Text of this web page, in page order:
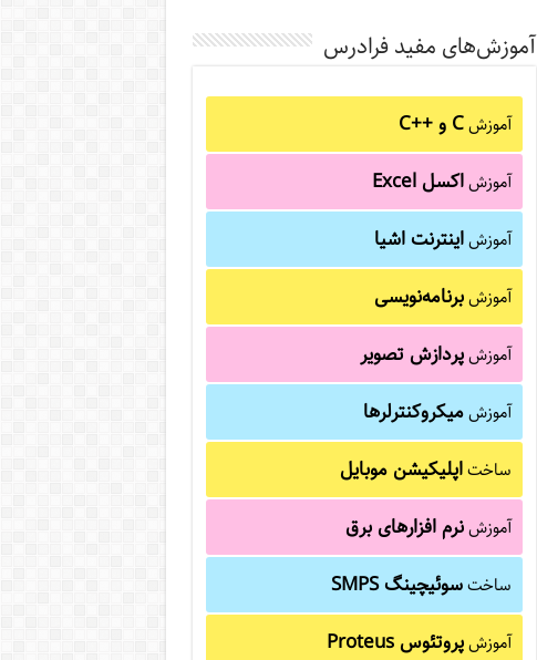
آموزش‌های مفید فرادرس
آموزشC و C++‎
آموزشاکسل Excel
آموزشاینترنت اشیا
آموزشبرنامه‌نویسی
آموزشپردازش تصویر
آموزشمیکروکنترلرها
ساختاپلیکیشن موبایل
آموزشنرم افزارهای برق
ساختسوئیچینگ SMPS
آموزشپروتئوس Proteus